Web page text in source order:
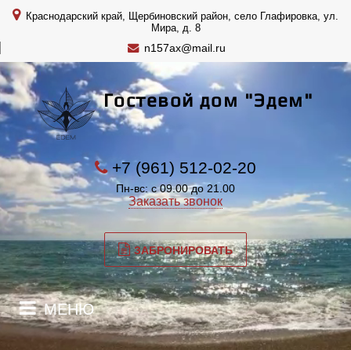
Краснодарский край, Щербиновский район, село Глафировка, ул.
Мира, д. 8
n157ax@mail.ru
Гостевой дом "Эдем"
+7 (961) 512-02-20
Пн-вс: с 09.00 до 21.00
Заказать звонок
ЗАБРОНИРОВАТЬ
МЕНЮ